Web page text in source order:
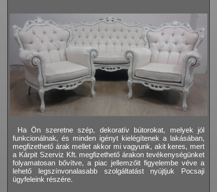
Ha Ön szeretne szép, dekoratív bútorokat, melyek jól
funkcionálnak, és minden igényt kielégítenek a lakásában,
megfizethető árak mellet akkor mi vagyunk, akit keres, mert
a Kárpit Szerviz Kft. megfizethető árakon tevékenységünket
folyamatosan bővítve, a piac jellemzőit figyelembe véve a
lehető legszínvonalasabb szolgáltatást nyújtjuk Pocsaji
ügyfeleink részére.